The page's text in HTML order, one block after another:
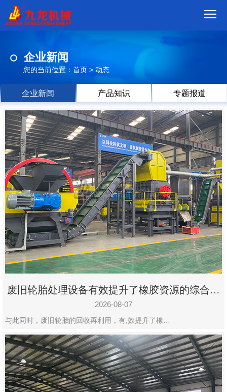
品
视
频
现
场
方
案
动
态
联
系
郑
州
市
九
设
有
限
公
司
企业新闻
您的当前位置： 首页 > 动态
企业新闻 产品知识 专题报道
废旧轮胎处理设备有效提升了橡胶资源的综合利
用率
2026-08-07
与此同时，废旧轮胎的回收再利用，有,效提升了橡…